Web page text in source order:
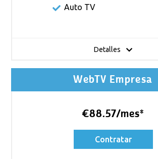
Auto TV
Detalles
WebTV Empresa
€88.57/mes*
Contratar